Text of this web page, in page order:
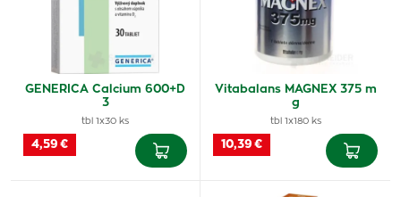
GENERICA Calcium 600+D
3
tbl 1x30 ks
4,59 €
Vitabalans MAGNEX 375 m
g
tbl 1x180 ks
10,39 €